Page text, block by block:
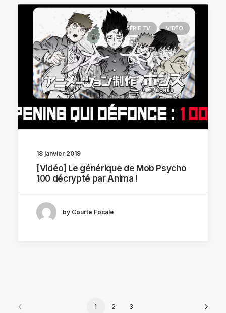
SÉRIE TV VIDÉO
18 janvier 2019
[Vidéo] Le générique de Mob Psycho
100 décrypté par Anima !
by Courte Focale
1 2 3